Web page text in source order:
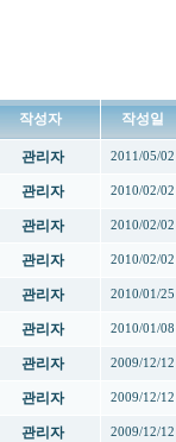
작성자 작성일
관리자 2011/05/02
관리자 2010/02/02
관리자 2010/02/02
관리자 2010/02/02
관리자 2010/01/25
관리자 2010/01/08
관리자 2009/12/12
관리자 2009/12/12
관리자 2009/12/12